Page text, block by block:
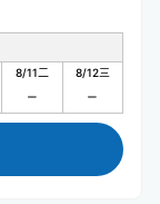
8/11二 8/12三